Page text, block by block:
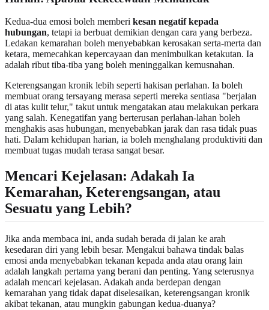
Kedua-dua emosi boleh memberi kesan negatif kepada
hubungan, tetapi ia berbuat demikian dengan cara yang berbeza.
Ledakan kemarahan boleh menyebabkan kerosakan serta-merta dan
ketara, memecahkan kepercayaan dan menimbulkan ketakutan. Ia
adalah ribut tiba-tiba yang boleh meninggalkan kemusnahan.
Keterengsangan kronik lebih seperti hakisan perlahan. Ia boleh
membuat orang tersayang merasa seperti mereka sentiasa "berjalan
di atas kulit telur," takut untuk mengatakan atau melakukan perkara
yang salah. Kenegatifan yang berterusan perlahan-lahan boleh
menghakis asas hubungan, menyebabkan jarak dan rasa tidak puas
hati. Dalam kehidupan harian, ia boleh menghalang produktiviti dan
membuat tugas mudah terasa sangat besar.
Mencari Kejelasan: Adakah Ia
Kemarahan, Keterengsangan, atau
Sesuatu yang Lebih?
Jika anda membaca ini, anda sudah berada di jalan ke arah
kesedaran diri yang lebih besar. Mengakui bahawa tindak balas
emosi anda menyebabkan tekanan kepada anda atau orang lain
adalah langkah pertama yang berani dan penting. Yang seterusnya
adalah mencari kejelasan. Adakah anda berdepan dengan
kemarahan yang tidak dapat diselesaikan, keterengsangan kronik
akibat tekanan, atau mungkin gabungan kedua-duanya?